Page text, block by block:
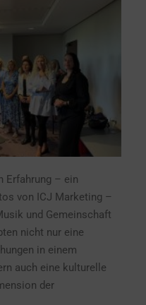
Erfahrung – ein
von ICJ Marketing –
und Gemeinschaft
nicht nur eine
in einem
auch eine kulturelle
der